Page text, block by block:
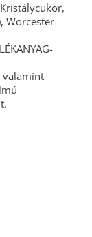
Worcester-
valamint